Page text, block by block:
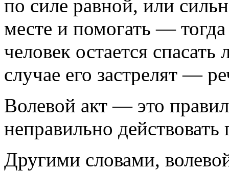
по силе равной, или
месте и помогать — тогда
человек остается
случае его застрелят —
Волевой акт — это
неправильно
Другими словами,